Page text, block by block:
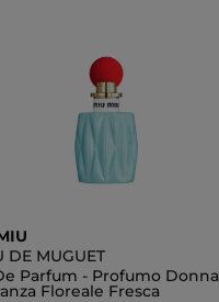
DE MUGUET
Parfum - Profumo Donna
Floreale Fresca